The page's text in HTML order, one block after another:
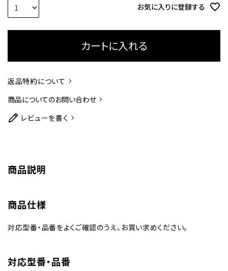
お気に入りに登録する
カートに入れる
返品特約について
商品についてのお問い合わせ
レビューを書く
商品説明
商品仕様
対応型番・品番をよくご確認のうえ、お買い求めください。
対応型番・品番